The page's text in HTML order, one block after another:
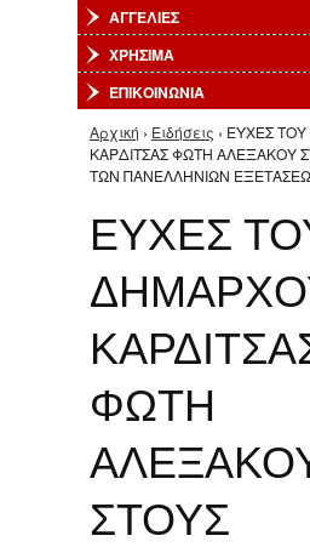
ΑΓΓΕΛΙΕΣ
ΧΡΗΣΙΜΑ
ΕΠΙΚΟΙΝΩΝΙΑ
Είστε εδώ
Αρχική › Ειδήσεις › ΕΥΧΕΣ
ΚΑΡΔΙΤΣΑΣ ΦΩΤΗ ΑΛΕΞΑΚΟΥ
ΤΩΝ ΠΑΝΕΛΛΗΝΙΩΝ
ΕΥΧΕΣ
ΦΩΤΗ
ΣΤΟΥΣ